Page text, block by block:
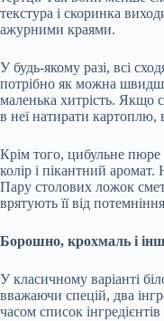
текстура і скоринка
ажурними краями.
У будь-якому разі, всі
потрібно як можна
маленька хитрість. Якщо
в неї натирати картоплю,
Крім того, цибульне пюре
колір і пікантний
Пару столових ложок
врятують її від
Борошно, крохмаль і
У класичному варіанті
вважаючи спецій, два
часом список